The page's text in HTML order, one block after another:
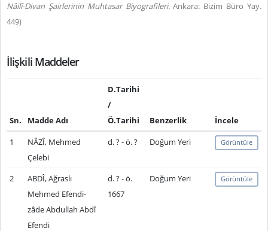
Nâilî-Divan Şairlerinin Muhtasar Biyografileri. Ankara: Bizim Büro Yay.
449)
İlişkili Maddeler
Sn. Madde Adı
D.Tarihi
/
Ö.Tarihi
Benzerlik
İncele
1
NÂZÎ, Mehmed
Çelebi
d. ? - ö. ? Doğum Yeri Görüntüle
2
ABDÎ, Ağraslı
Mehmed Efendi-
zâde Abdullah Abdî
Efendi
d. ? - ö.
1667
Doğum Yeri Görüntüle